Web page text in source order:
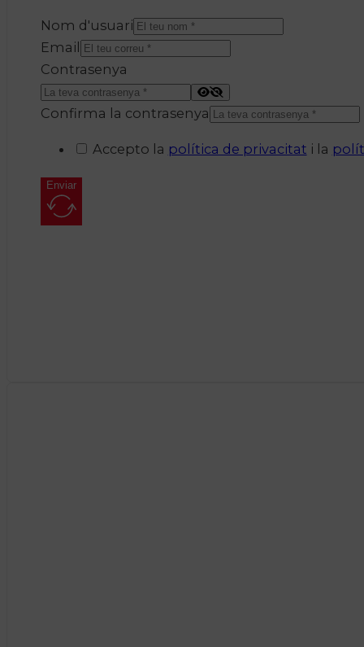
Nom d'usuari
Email
Contrasenya
Confirma la contrasenya
Accepto la política de privacitat i la
Enviar